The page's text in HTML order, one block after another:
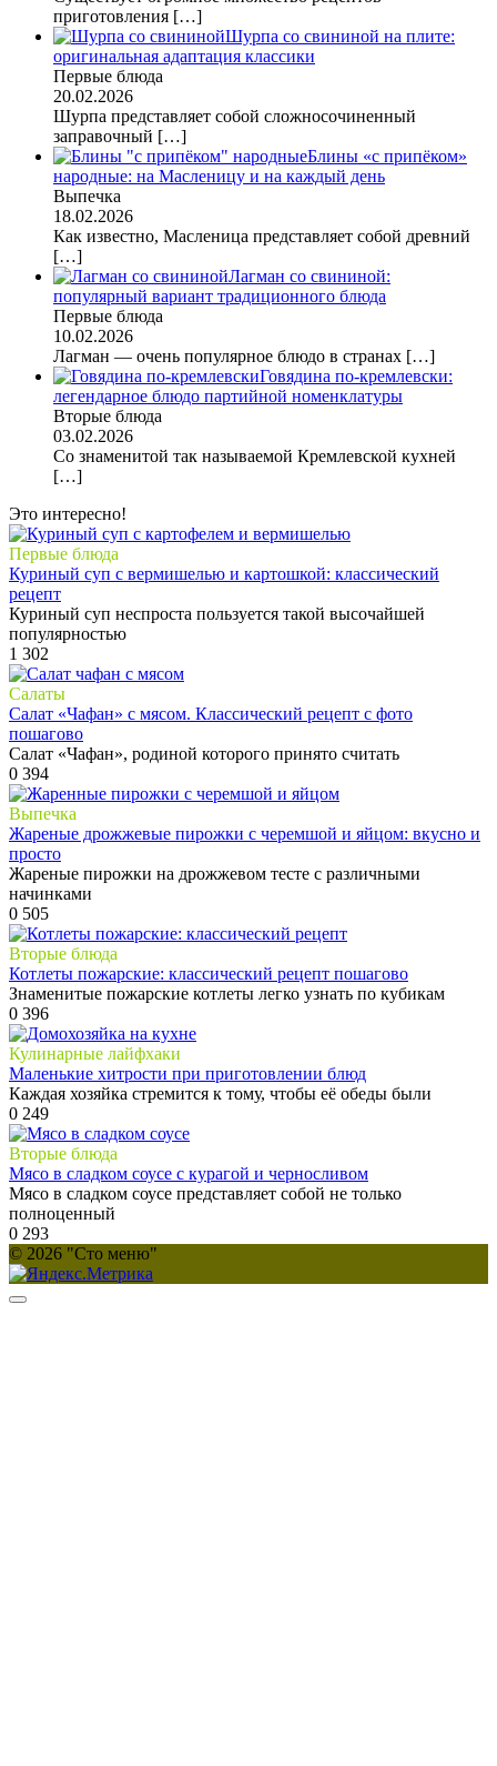
приготовления […]
Шурпа со свининой на плите:
оригинальная адаптация классики
Первые блюда
20.02.2026
Шурпа представляет собой сложносочиненный
заправочный […]
Блины «с припёком»
народные: на Масленицу и на каждый день
Выпечка
18.02.2026
Как известно, Масленица представляет собой древний
[…]
Лагман со свининой:
популярный вариант традиционного блюда
Первые блюда
10.02.2026
Лагман — очень популярное блюдо в странах […]
Говядина по-кремлевски:
легендарное блюдо партийной номенклатуры
Вторые блюда
03.02.2026
Со знаменитой так называемой Кремлевской кухней
[…]
Это интересно!
Первые блюда
Куриный суп с вермишелью и картошкой: классический
рецепт
Куриный суп неспроста пользуется такой высочайшей
популярностью
1 302
Салаты
Cалат «Чафан» с мясом. Классический рецепт с фото
пошагово
Салат «Чафан», родиной которого принято считать
0 394
Выпечка
Жареные дрожжевые пирожки с черемшой и яйцом: вкусно и
просто
Жареные пирожки на дрожжевом тесте с различными
начинками
0 505
Вторые блюда
Котлеты пожарские: классический рецепт пошагово
Знаменитые пожарские котлеты легко узнать по кубикам
0 396
Кулинарные лайфхаки
Маленькие хитрости при приготовлении блюд
Каждая хозяйка стремится к тому, чтобы её обеды были
0 249
Вторые блюда
Мясо в сладком соусе с курагой и черносливом
Мясо в сладком соусе представляет собой не только
полноценный
0 293
© 2026 "Сто меню"